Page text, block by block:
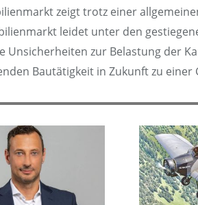
zeigt trotz einer
leidet unter den
Unsicherheiten zur Belastung der
Bautätigkeit in Zukunft zu